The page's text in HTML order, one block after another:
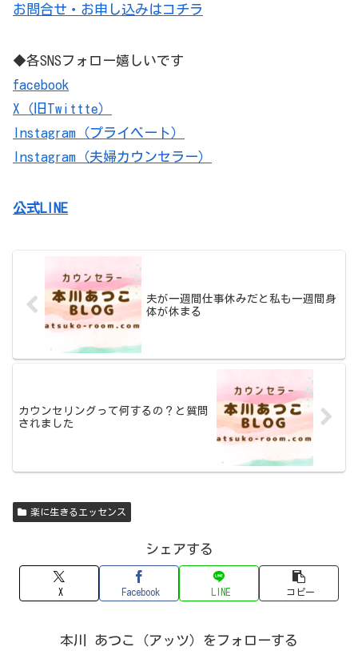
お問合せ・お申し込みはコチラ
◆各SNSフォロー嬉しいです
facebook
X（旧Twittte）
Instagram（プライベート）
Instagram（夫婦カウンセラー）
公式LINE
夫が一週間仕事休みだと私も一週間身
体が休まる
カウンセリングって何するの？と質問
されました
楽に生きるエッセンス
シェアする
X Facebook LINE コピー
本川 あつこ（アッツ）をフォローする